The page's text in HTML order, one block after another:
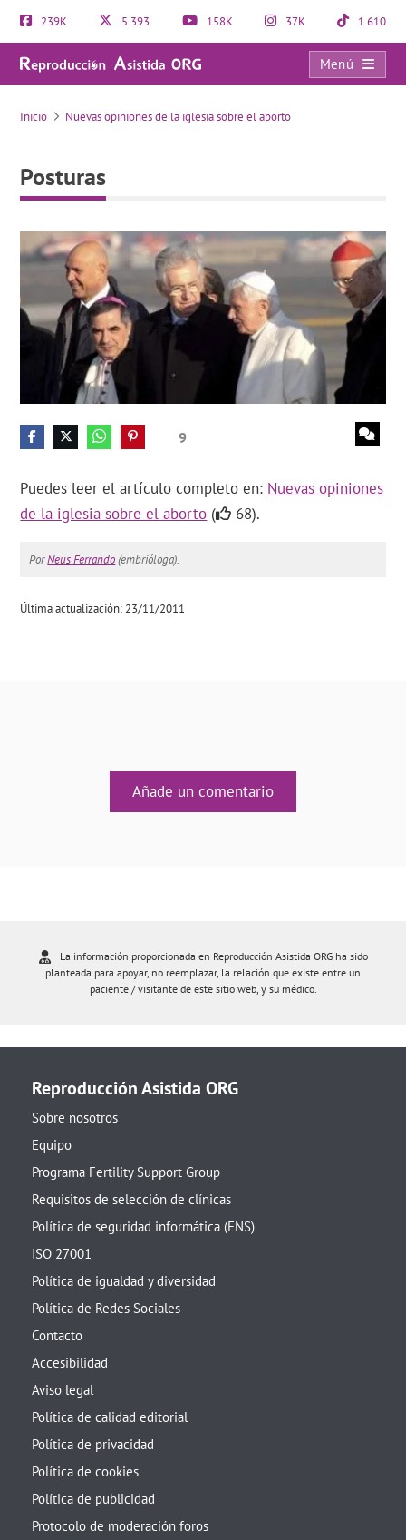
239K 5.393 158K 37K 1.610
Menú
Posturas
Inicio Nuevas opiniones de la iglesia sobre el aborto
Posturas
9
Puedes leer el artículo completo en: Nuevas opiniones
de la iglesia sobre el aborto ( 68).
PorNeus Ferrando(embrióloga).
Última actualización: 23/11/2011
Añade un comentario
La información proporcionada en Reproducción Asistida ORG ha sido
planteada para apoyar, no reemplazar, la relación que existe entre un
paciente / visitante de este sitio web, y su médico.
Reproducción Asistida ORG
Sobre nosotros
Equipo
Programa Fertility Support Group
Requisitos de selección de clínicas
Política de seguridad informática (ENS)
ISO 27001
Política de igualdad y diversidad
Política de Redes Sociales
Contacto
Accesibilidad
Aviso legal
Política de calidad editorial
Política de privacidad
Política de cookies
Política de publicidad
Protocolo de moderación foros